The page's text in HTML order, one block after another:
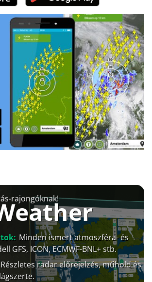
rajongóknak!
Minden ismert atmoszféra- és
GFS, ICON, ECMWF-BNL+ stb.
Részletes radar előrejelzés, műhold és